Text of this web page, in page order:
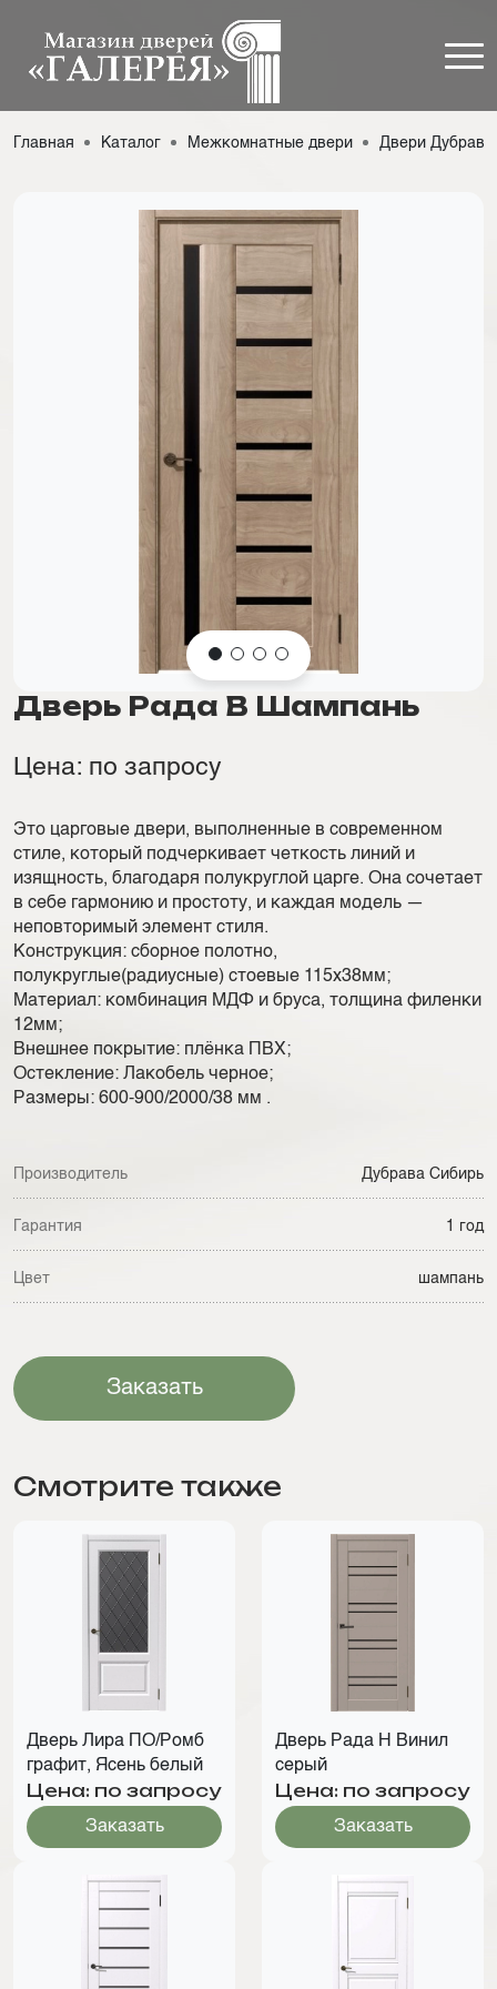
Главная Каталог Межкомнатные двери Двери Дубрава
Дверь Рада В Шампань
Цена: по запросу
Это царговые двери, выполненные в современном
стиле, который подчеркивает четкость линий и
изящность, благодаря полукруглой царге. Она сочетает
в себе гармонию и простоту, и каждая модель —
неповторимый элемент стиля.
Конструкция: сборное полотно,
полукруглые(радиусные) стоевые 115х38мм;
Материал: комбинация МДФ и бруса, толщина филенки
12мм;
Внешнее покрытие: плёнка ПВХ;
Остекление: Лакобель черное;
Размеры: 600-900/2000/38 мм .
Производитель Дубрава Сибирь
Гарантия 1 год
Цвет шампань
Заказать
Смотрите также
Дверь Лира ПО/Ромб
графит, Ясень белый
Цена: по запросу
Заказать
Дверь Рада Н Винил
серый
Цена: по запросу
Заказать